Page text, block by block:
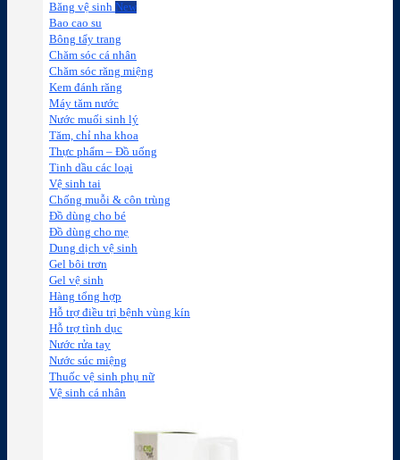
Băng vệ sinh
Bao cao su
Bông tẩy trang
Chăm sóc cá nhân
Chăm sóc răng miệng
Kem đánh răng
Máy tăm nước
Nước muối sinh lý
Tăm, chỉ nha khoa
Thực phẩm – Đồ uống
Tinh dầu các loại
Vệ sinh tai
Chống muỗi & côn trùng
Đồ dùng cho bé
Đồ dùng cho mẹ
Dung dịch vệ sinh
Gel bôi trơn
Gel vệ sinh
Hàng tổng hợp
Hỗ trợ điều trị bệnh vùng kín
Hỗ trợ tình dục
Nước rửa tay
Nước súc miệng
Thuốc vệ sinh phụ nữ
Vệ sinh cá nhân